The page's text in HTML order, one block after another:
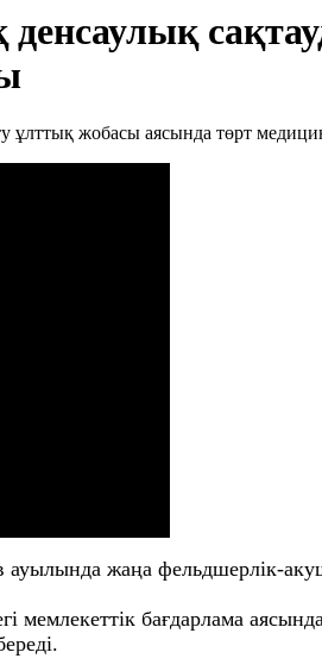
ауылында жаңа
мемлекеттік бағдарлама